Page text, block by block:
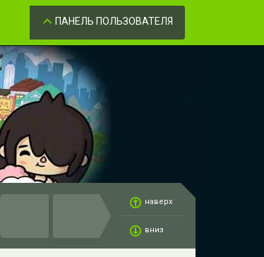
Забыли пароль?
ПАНЕЛЬ ПОЛЬЗОВАТЕЛЯ
наверх
вниз